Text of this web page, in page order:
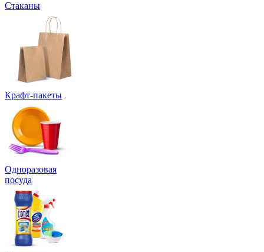
Стаканы
Крафт-пакеты
Одноразовая
посуда